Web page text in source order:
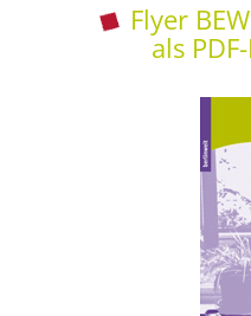
Flyer BEW
als PDF-